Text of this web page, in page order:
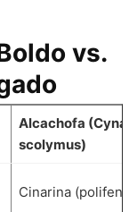
vs.
Alcachofa
scolymus)
Cinarina